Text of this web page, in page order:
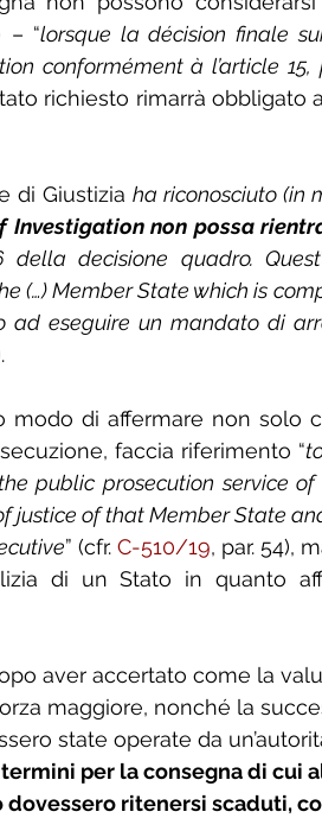
– “lorsque la décision finale
conformément à l’article
richiesto rimarrà obbligato
di Giustizia ha riconosciuto (in
non possa
della decisione quadro.
(…) Member State which is
eseguire un mandato di
modo di affermare non solo
faccia riferimento “
public prosecution service
of that Member State
” (cfr. C-510/19, par. 54),
di un Stato in quanto
aver accertato come la
maggiore, nonché la
state operate da
per la consegna di cui
dovessero ritenersi scaduti,